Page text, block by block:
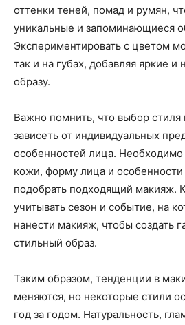
оттенки теней, помад и румян,
уникальные и запоминающиеся
Экспериментировать с цветом
так и на губах, добавляя яркие
образу.
Важно помнить, что выбор
зависеть от индивидуальных
особенностей лица. Необходимо
кожи, форму лица и
подобрать подходящий макияж.
учитывать сезон и событие, на
нанести макияж, чтобы создать
стильный образ.
Таким образом, тенденции в
меняются, но некоторые стили
год за годом. Натуральность,